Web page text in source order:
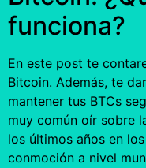
funciona?
En este post te
Bitcoin. Además, te
mantener tus BTCs
muy común oír sobre
los últimos años en
conmoción a nivel